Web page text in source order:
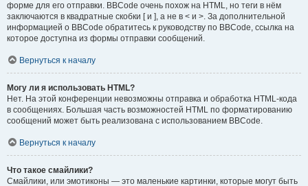
форме для его отправки. BBCode очень похож на HTML, но теги в нём
заключаются в квадратные скобки [ и ], а не в < и >. За дополнительной
информацией о BBCode обратитесь к руководству по BBCode, ссылка на
которое доступна из формы отправки сообщений.
Вернуться к началу
Могу ли я использовать HTML?
Нет. На этой конференции невозможны отправка и обработка HTML-кода
в сообщениях. Большая часть возможностей HTML по форматированию
сообщений может быть реализована с использованием BBCode.
Вернуться к началу
Что такое смайлики?
Смайлики, или эмотиконы — это маленькие картинки, которые могут быть